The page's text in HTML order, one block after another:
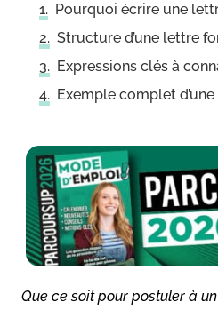
Pourquoi écrire une
Structure d’une lettre
Expressions clés à
Exemple complet
Que ce soit pour postuler à